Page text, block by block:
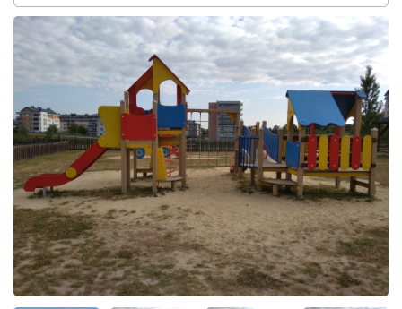
IMPREZY
ROZRYWKA
W KINACH
GASTRONOMIA
ZDJĘCIA
W RZESZOWIE